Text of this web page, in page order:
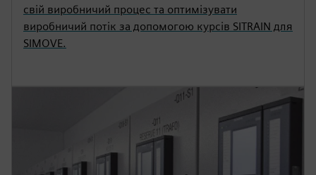
свій виробничий процес та оптимізувати
виробничий потік за допомогою курсів SITRAIN для
SIMOVE.